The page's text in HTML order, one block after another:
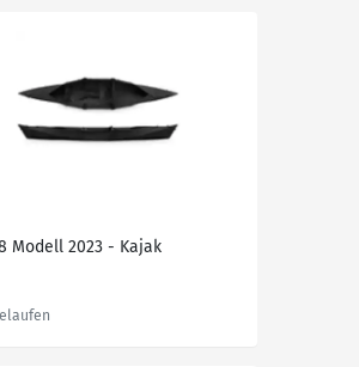
Modell 2023 - Kajak